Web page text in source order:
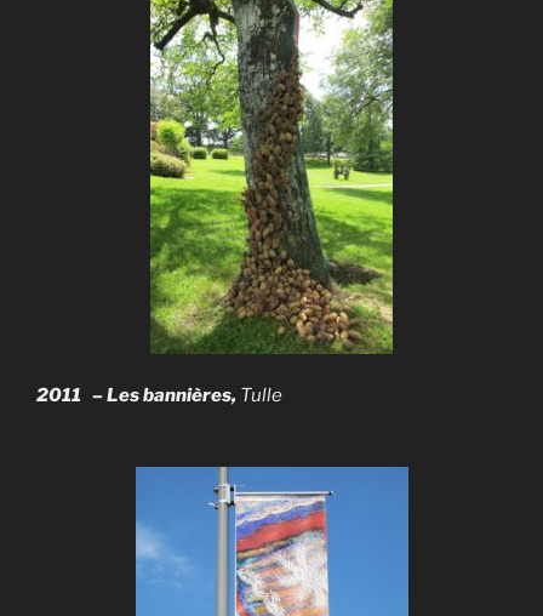
2011 – Les bannières, Tulle